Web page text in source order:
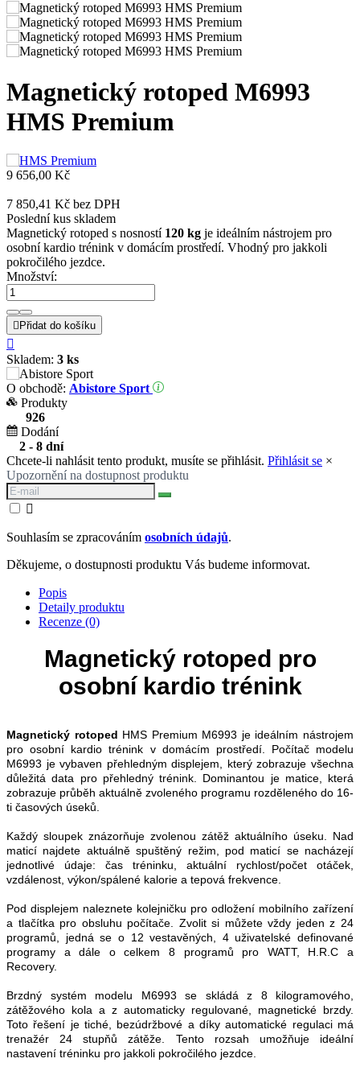
Magnetický rotoped M6993
HMS Premium
9 656,00 Kč
7 850,41 Kč bez DPH
Poslední kus skladem
Magnetický rotoped s nosností 120 kg je ideálním nástrojem pro
osobní kardio trénink v domácím prostředí. Vhodný pro jakkoli
pokročilého jezdce.
Množství:
 Přidat do košíku

Skladem: 3 ks
O obchodě: Abistore Sport
Produkty
926
Dodání
2 - 8 dní
Chcete-li nahlásit tento produkt, musíte se přihlásit. Přihlásit se ×
Upozornění na dostupnost produktu

Souhlasím se zpracováním osobních údajů.
Děkujeme, o dostupnosti produktu Vás budeme informovat.
Popis
Detaily produktu
Recenze (0)
Magnetický rotoped pro
osobní kardio trénink
Magnetický rotoped HMS Premium M6993 je ideálním nástrojem
pro osobní kardio trénink v domácím prostředí. Počítač modelu
M6993 je vybaven přehledným displejem, který zobrazuje všechna
důležitá data pro přehledný trénink. Dominantou je matice, která
zobrazuje průběh aktuálně zvoleného programu rozděleného do 16-
ti časových úseků.
Každý sloupek znázorňuje zvolenou zátěž aktuálního úseku. Nad
maticí najdete aktuálně spuštěný režim, pod maticí se nacházejí
jednotlivé údaje: čas tréninku, aktuální rychlost/počet otáček,
vzdálenost, výkon/spálené kalorie a tepová frekvence.
Pod displejem naleznete kolejničku pro odložení mobilního zařízení
a tlačítka pro obsluhu počítače. Zvolit si můžete vždy jeden z 24
programů, jedná se o 12 vestavěných, 4 uživatelské definované
programy a dále o celkem 8 programů pro WATT, H.R.C a
Recovery.
Brzdný systém modelu M6993 se skládá z 8 kilogramového,
zátěžového kola a z automaticky regulované, magnetické brzdy.
Toto řešení je tiché, bezúdržbové a díky automatické regulaci má
trenažér 24 stupňů zátěže. Tento rozsah umožňuje ideální
nastavení tréninku pro jakkoli pokročilého jezdce.